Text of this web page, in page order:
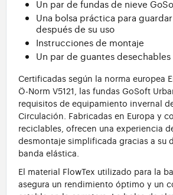
Un par de fundas de nieve
Una bolsa práctica para
después de su uso
Instrucciones de montaje
Un par de guantes desechables
Certificadas según la norma europea
Ö-Norm V5121, las fundas GoSoft
requisitos de equipamiento invernal
Circulación. Fabricadas en Europa y
reciclables, ofrecen una experiencia
desmontaje simplificada gracias a su
banda elástica.
El material FlowTex utilizado para la
asegura un rendimiento óptimo y un